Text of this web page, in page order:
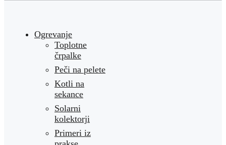
Ogrevanje
Toplotne
črpalke
Peči na pelete
Kotli na
sekance
Solarni
kolektorji
Primeri iz